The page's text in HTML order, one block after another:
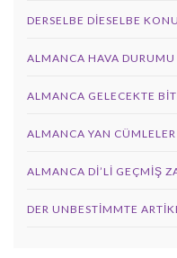
DERSELBE DIESELBE
ALMANCA HAVA DURUMU
ALMANCA GELECEKTE
ALMANCA YAN
ALMANCA DI’LI GEÇMIŞ
DER UNBESTIMMTE